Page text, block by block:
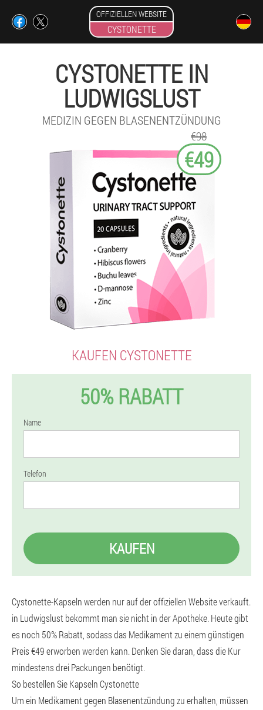
OFFIZIELLEN WEBSITE
CYSTONETTE
CYSTONETTE IN
LUDWIGSLUST
MEDIZIN GEGEN BLASENENTZÜNDUNG
€98
€49
KAUFEN CYSTONETTE
50% RABATT
Name
Telefon
KAUFEN
Cystonette-Kapseln werden nur auf der offiziellen Website verkauft.
in Ludwigslust bekommt man sie nicht in der Apotheke. Heute gibt
es noch 50% Rabatt, sodass das Medikament zu einem günstigen
Preis €49 erworben werden kann. Denken Sie daran, dass die Kur
mindestens drei Packungen benötigt.
So bestellen Sie Kapseln Cystonette
Um ein Medikament gegen Blasenentzündung zu erhalten, müssen